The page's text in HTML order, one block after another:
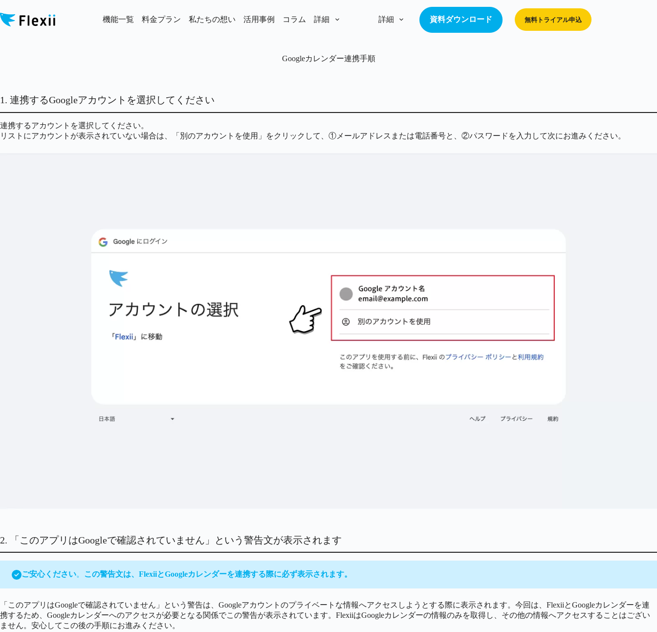
ン
テ
プ
機能一覧 料金プラン 私たちの想い 活用事例 コラム 詳細 詳細 資料ダウンロード 無料トライアル申込
Googleカレンダー連携手順
1. 連携するGoogleアカウントを選択してください
連携するアカウントを選択してください。
リストにアカウントが表示されていない場合は、「別のアカウントを使用」をクリックして、①メールアドレスまたは電話番号と、②パスワードを入力して次にお進みください。
2. 「このアプリはGoogleで確認されていません」という警告文が表示されます
ご安心ください。 この警告文は、FlexiiとGoogleカレンダーを連携する際に必ず表示されます。
「このアプリはGoogleで確認されていません」という警告は、Googleアカウントのプライベートな情報へアクセスしようとする際に表示されます。今回は、FlexiiとGoogleカレンダーを連
携するため、Googleカレンダーへのアクセスが必要となる関係でこの警告が表示されています。FlexiiはGoogleカレンダーの情報のみを取得し、その他の情報へアクセスすることはござい
ません。安心してこの後の手順にお進みください。